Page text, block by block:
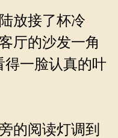
放接了杯冷
厅的沙发一角
得一脸认真的叶
的阅读灯调到